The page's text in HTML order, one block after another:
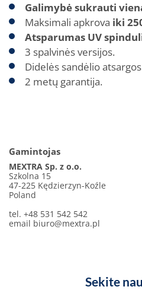
Galimybė sukrauti
Maksimali apkrova iki
Atsparumas UV
3 spalvinės versijos.
Didelės sandėlio
2 metų garantija.
Gamintojas
MEXTRA Sp. z o.o.
Szkolna 15
47-225 Kędzierzyn-Koźle
Poland
tel. +48 531 542 542
email biuro@mextra.pl
Sekite